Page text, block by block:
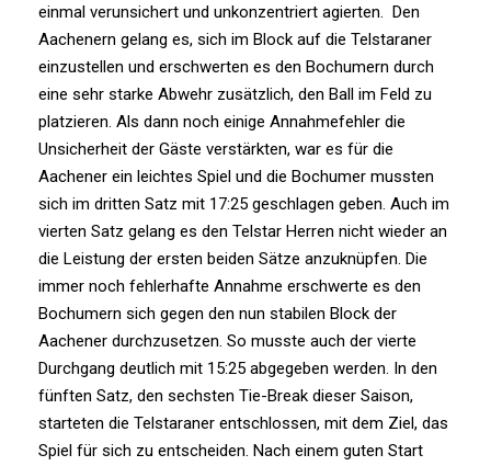
einmal verunsichert und unkonzentriert agierten. Den
Aachenern gelang es, sich im Block auf die Telstaraner
einzustellen und erschwerten es den Bochumern durch
eine sehr starke Abwehr zusätzlich, den Ball im Feld zu
platzieren. Als dann noch einige Annahmefehler die
Unsicherheit der Gäste verstärkten, war es für die
Aachener ein leichtes Spiel und die Bochumer mussten
sich im dritten Satz mit 17:25 geschlagen geben. Auch im
vierten Satz gelang es den Telstar Herren nicht wieder an
die Leistung der ersten beiden Sätze anzuknüpfen. Die
immer noch fehlerhafte Annahme erschwerte es den
Bochumern sich gegen den nun stabilen Block der
Aachener durchzusetzen. So musste auch der vierte
Durchgang deutlich mit 15:25 abgegeben werden. In den
fünften Satz, den sechsten Tie-Break dieser Saison,
starteten die Telstaraner entschlossen, mit dem Ziel, das
Spiel für sich zu entscheiden. Nach einem guten Start